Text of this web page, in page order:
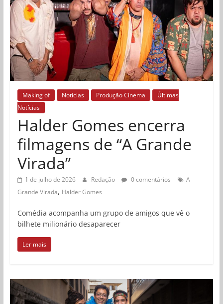
Making of Notícias Produção Cinema
Últimas
Notícias
Halder Gomes encerra
filmagens de “A Grande
Virada”
1 de julho de 2026 Redação 0 comentários
A
Grande Virada, Halder Gomes
Comédia acompanha um grupo de amigos que vê o
bilhete milionário desaparecer
Ler mais